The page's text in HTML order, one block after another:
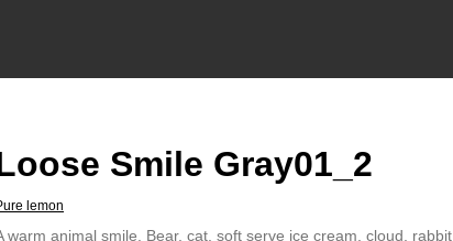
Smile Gray01_2
lemon
warm animal smile. Bear, cat, soft serve ice cream, cloud, rabbit,